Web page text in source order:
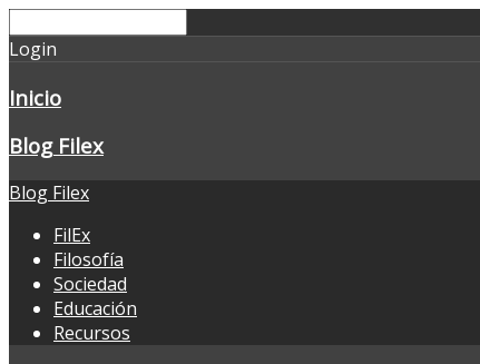
Login
Inicio
Blog Filex
Blog Filex
FilEx
Filosofía
Sociedad
Educación
Recursos